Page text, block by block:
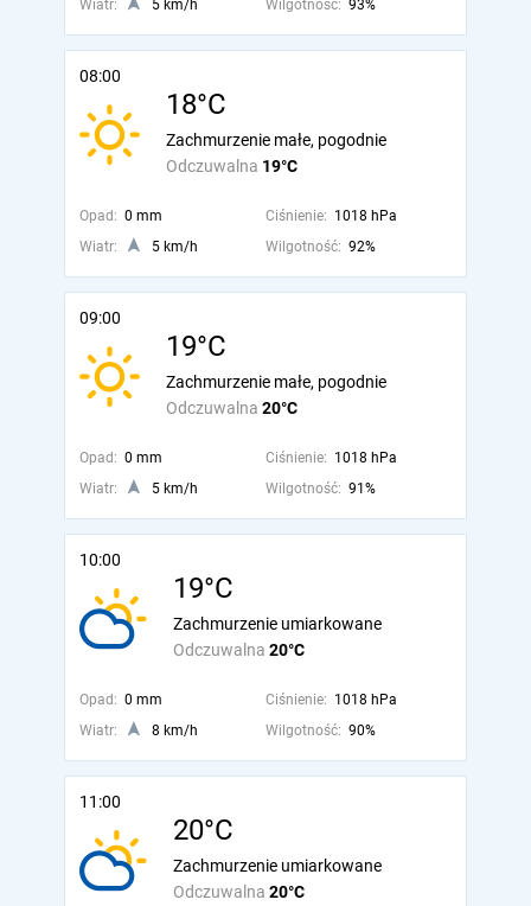
Wiatr: 5 km/h Wilgotność: 93%
08:00
18°C
Odczuwalna 19°C
Zachmurzenie małe, pogodnie
Opad: 0 mm Ciśnienie: 1018 hPa
Wiatr:
5 km/h Wilgotność: 92%
09:00
19°C
Odczuwalna 20°C
Zachmurzenie małe, pogodnie
Opad: 0 mm Ciśnienie: 1018 hPa
Wiatr:
5 km/h Wilgotność: 91%
10:00
19°C
Odczuwalna 20°C
Zachmurzenie umiarkowane
Opad: 0 mm Ciśnienie: 1018 hPa
Wiatr:
8 km/h Wilgotność: 90%
11:00
20°C
Odczuwalna 20°C
Zachmurzenie umiarkowane